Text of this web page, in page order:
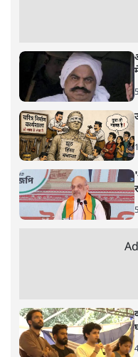
यह बजट नीतिगत नतीजों से
है? आंकड़ों, ज़मीनी हकीकत
की आलोचनात्मक पड़ताल।
केंद्रीय वित्तमंत्री निर्मला
2026—27 का केंद्रीय बजट
द्वारा साल 2014 में जारी
है। बजट में अधिकांश
होना है। इसी तरह
के विस्तार एवं उनके लिए
मेडिकल सेवाओं के लिए